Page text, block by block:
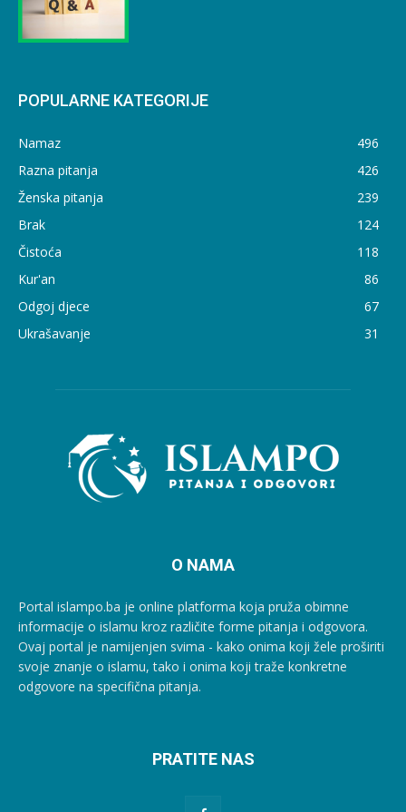
POPULARNE KATEGORIJE
Namaz
496
Razna pitanja
426
Ženska pitanja
239
Brak
124
Čistoća
118
Kur'an
86
Odgoj djece
67
Ukrašavanje
31
O NAMA
Portal islampo.ba je online platforma koja pruža obimne
informacije o islamu kroz različite forme pitanja i odgovora.
Ovaj portal je namijenjen svima - kako onima koji žele proširiti
svoje znanje o islamu, tako i onima koji traže konkretne
odgovore na specifična pitanja.
PRATITE NAS